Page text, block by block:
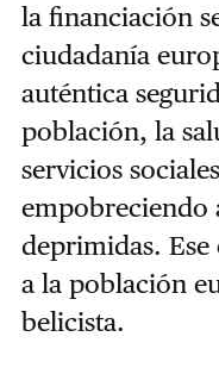
la financiación
ciudadanía
auténtica
población, la
servicios
empobreciendo
deprimidas. Ese
a la población
belicista.